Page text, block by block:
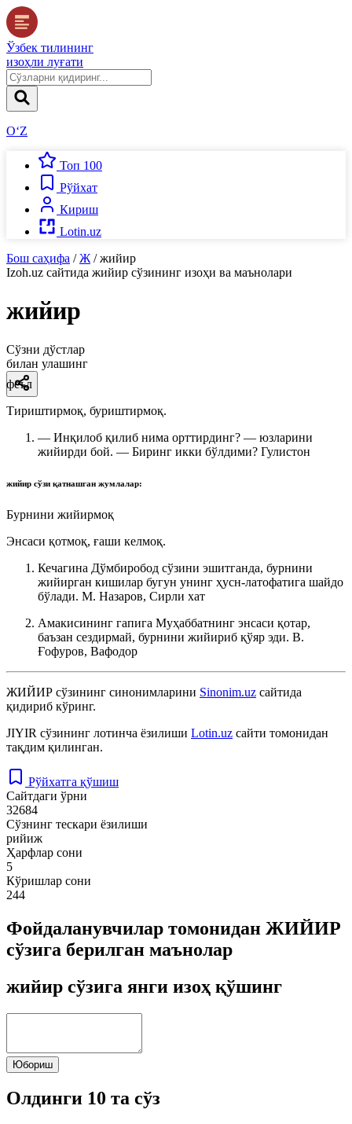
Ўзбек тилининг
изоҳли луғати
O‘Z
Топ 100
Рўйхат
Кириш
Lotin.uz
Бош саҳифа / Ж / жийир
Izoh.uz сайтида жийир сўзининг изоҳи ва маънолари
жийир
Сўзни дўстлар
билан улашинг
феъл
Тириштирмоқ, буриштирмоқ.
— Инқилоб қилиб нима орттирдинг? — юзларини
жийирди бой. — Биринг икки бўлдими? Гулистон
жийир сўзи қатнашган жумлалар:
Бурнини жийирмоқ
Энсаси қотмоқ, ғаши келмоқ.
Кечагина Дўмбиробод сўзини эшитганда, бурнини
жийирган кишилар бугун унинг ҳусн-латофатига шайдо
бўлади. М. Назаров, Сирли хат
Амакисининг гапига Муҳаббатнинг энсаси қотар,
баъзан сездирмай, бурнини жийириб қўяр эди. В.
Ғофуров, Вафодор
ЖИЙИР сўзининг синонимларини Sinonim.uz сайтида
қидириб кўринг.
JIYIR сўзининг лотинча ёзилиши Lotin.uz сайти томонидан
тақдим қилинган.
Рўйхатга қўшиш
Сайтдаги ўрни
32684
Сўзнинг тескари ёзилиши
рийиж
Ҳарфлар сони
5
Кўришлар сони
244
Фойдаланувчилар томонидан ЖИЙИР
сўзига берилган маънолар
жийир сўзига янги изоҳ қўшинг
Юбориш
Олдинги 10 та сўз